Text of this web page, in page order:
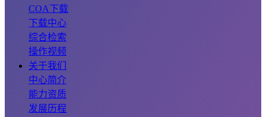
COA下载
下载中心
综合检索
操作视频
关于我们
中心简介
能力资质
发展历程